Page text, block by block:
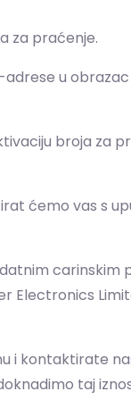
za praćenje.
u
broja za
ćemo vas s
carinskim
Electronics
i kontaktirate
taj